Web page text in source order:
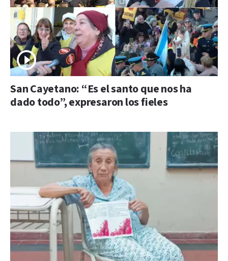
San Cayetano: “Es el santo que nos ha
dado todo”, expresaron los fieles